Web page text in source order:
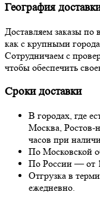
География
Доставляем заказы
как с крупными
Сотрудничаем с
чтобы обеспечить
Сроки доставки
В городах, где
Москва, Ростов-
часов при
По Московской
По России — от
Отгрузка в
ежедневно.